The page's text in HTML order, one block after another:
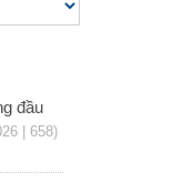
đầu
| 658)